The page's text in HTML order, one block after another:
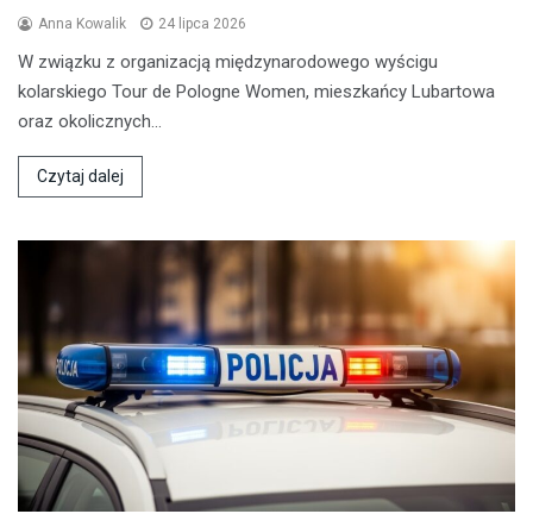
Anna Kowalik 24 lipca 2026
W związku z organizacją międzynarodowego wyścigu
kolarskiego Tour de Pologne Women, mieszkańcy Lubartowa
oraz okolicznych…
Czytaj dalej